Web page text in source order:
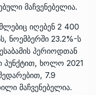
მაჩვენებელია.
იღებენ 2 400
ნოემბერში 23.2%-ს
პერიოდთან
პუნქტით, ხოლო 2021
7.9
მაჩვენებელია.